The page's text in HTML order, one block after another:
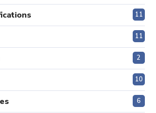
11
11
2
10
6